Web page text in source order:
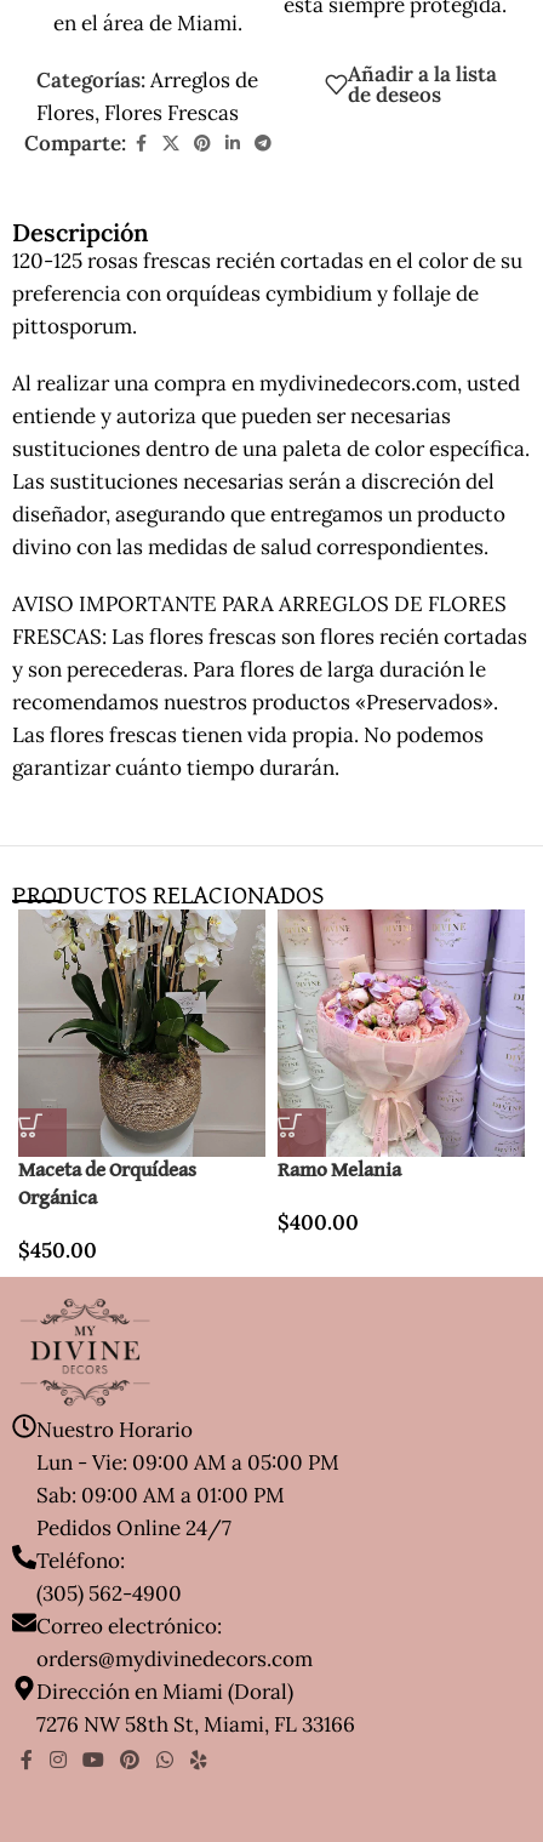
en el área de Miami.
Categorías:Arreglos de
Flores, Flores Frescas
Añadir a la lista
de deseos
Comparte:
Descripción
120-125 rosas frescas recién cortadas en el color de su
preferencia con orquídeas cymbidium y follaje de
pittosporum.
Al realizar una compra en mydivinedecors.com, usted
entiende y autoriza que pueden ser necesarias
sustituciones dentro de una paleta de color específica.
Las sustituciones necesarias serán a discreción del
diseñador, asegurando que entregamos un producto
divino con las medidas de salud correspondientes.
AVISO IMPORTANTE PARA ARREGLOS DE FLORES
FRESCAS: Las flores frescas son flores recién cortadas
y son perecederas. Para flores de larga duración le
recomendamos nuestros productos «Preservados».
Las flores frescas tienen vida propia. No podemos
garantizar cuánto tiempo durarán.
PRODUCTOS RELACIONADOS
Maceta de Orquídeas
Orgánica
$450.00
Ramo Melania
$400.00
Nuestro Horario
Lun - Vie: 09:00 AM a 05:00 PM
Sab: 09:00 AM a 01:00 PM
Pedidos Online 24/7
Teléfono:
(305) 562-4900
Correo electrónico:
orders@mydivinedecors.com
Dirección en Miami (Doral)
7276 NW 58th St, Miami, FL 33166